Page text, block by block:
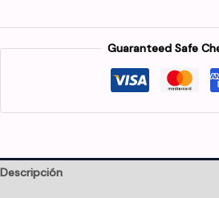
Guaranteed Safe
Descripción